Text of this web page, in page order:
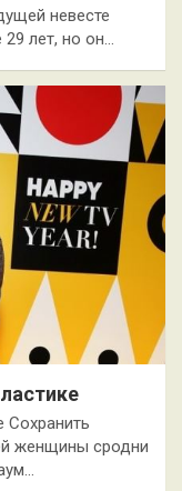
невесте
лет, но он…
Сохранить
женщины сродни